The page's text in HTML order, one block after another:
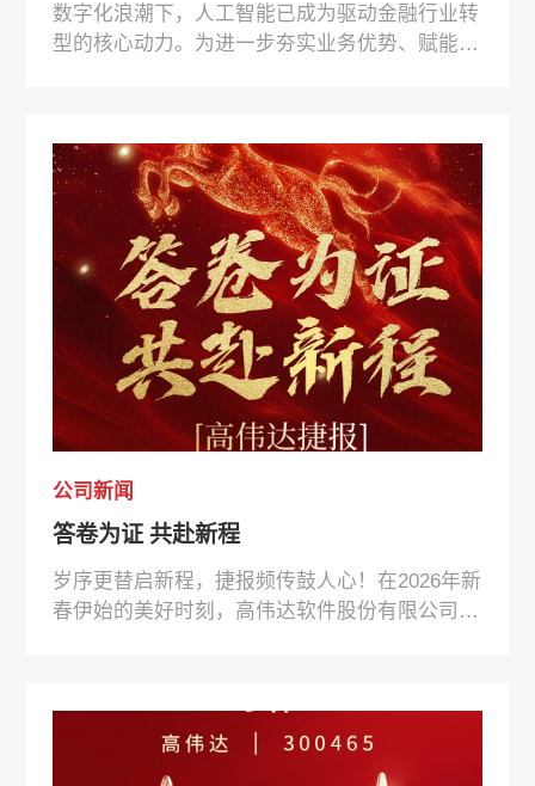
数字化浪潮下，人工智能已成为驱动金融行业转
型的核心动力。为进一步夯实业务优势、赋能客
进 AI 场景项目在客户侧的落地应用。
公司新闻
答卷为证 共赴新程
岁序更替启新程，捷报频传鼓人心！在2026年新
春伊始的美好时刻，高伟达软件股份有限公司喜